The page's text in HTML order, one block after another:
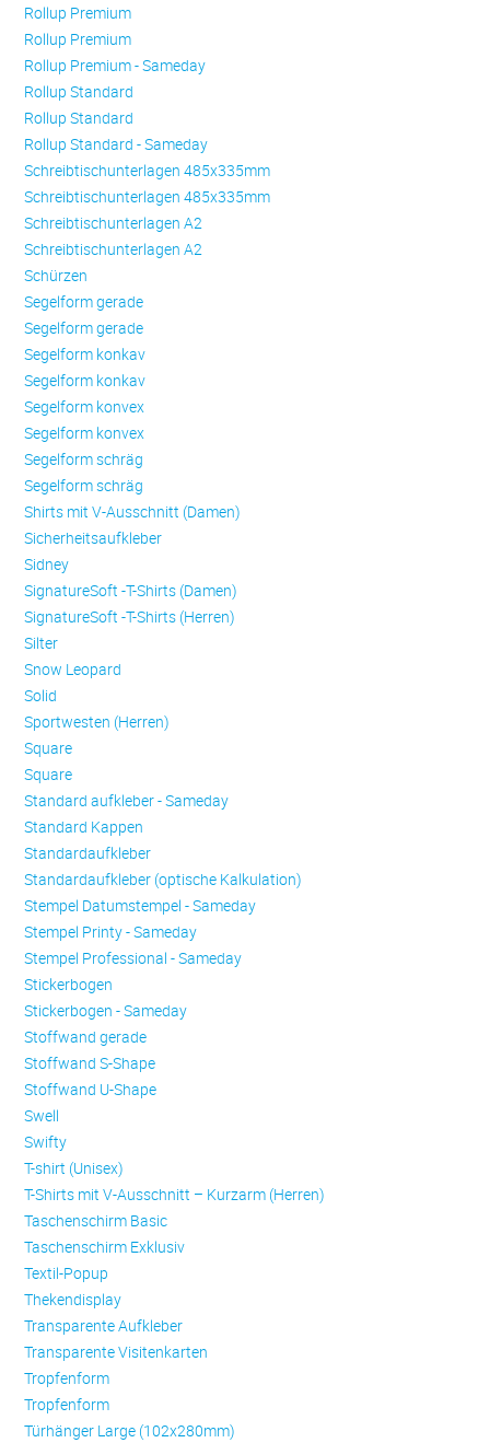
Rollup Premium
Rollup Premium
Rollup Premium - Sameday
Rollup Standard
Rollup Standard
Rollup Standard - Sameday
Schreibtischunterlagen 485x335mm
Schreibtischunterlagen 485x335mm
Schreibtischunterlagen A2
Schreibtischunterlagen A2
Schürzen
Se­gel­form ge­ra­de
Se­gel­form ge­ra­de
Se­gel­form konkav
Se­gel­form konkav
Se­gel­form konvex
Se­gel­form konvex
Se­gel­form schräg
Se­gel­form schräg
Shirts mit V-Ausschnitt (Damen)
Sicherheitsaufkleber
Sidney
SignatureSoft -T-Shirts (Damen)
SignatureSoft -T-Shirts (Herren)
Silter
Snow Leopard
Solid
Sportwesten (Herren)
Square
Square
Standard aufkleber - Sameday
Standard Kappen
Standardaufkleber
Standardaufkleber (optische Kalkulation)
Stempel Datumstempel - Sameday
Stempel Printy - Sameday
Stempel Professional - Sameday
Stickerbogen
Stickerbogen - Sameday
Stoffwand gerade
Stoffwand S-Shape
Stoffwand U-Shape
Swell
Swifty
T-shirt (Unisex)
T-Shirts mit V-Ausschnitt – Kurzarm (Herren)
Taschenschirm Basic
Taschenschirm Exklusiv
Textil-Popup
Thekendisplay
Transparente Aufkleber
Transparente Visitenkarten
Trop­fen­form
Trop­fen­form
Türhänger Large (102x280mm)